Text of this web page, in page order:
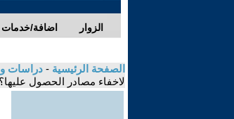
اضافة/خدمات الزوار
الصفحة الرئيسية - دراسات
لاخفاء مصادر الحصول